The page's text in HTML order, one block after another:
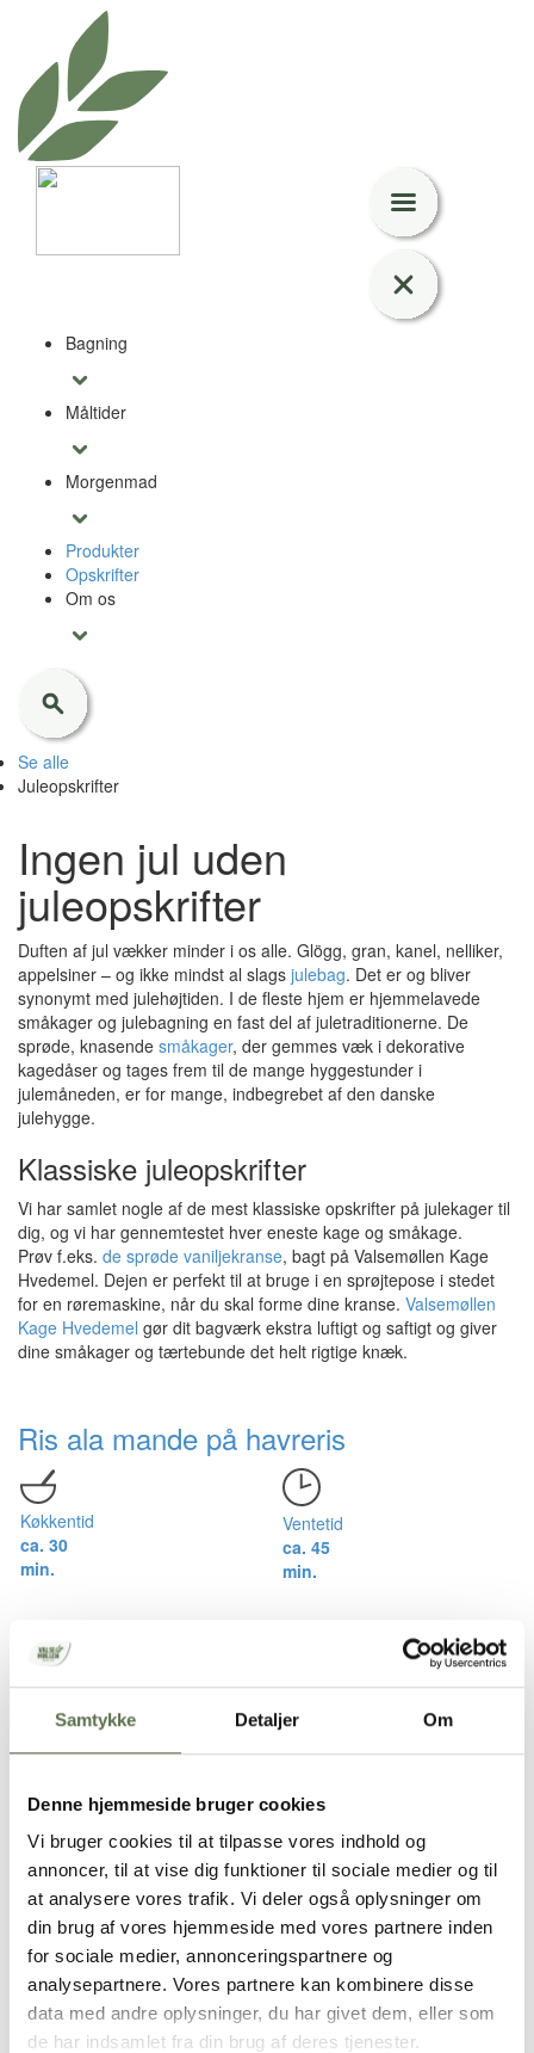
Samtykke Detaljer Om
Denne hjemmeside bruger cookies
Vi bruger cookies til at tilpasse vores indhold og
annoncer, til at vise dig funktioner til sociale medier og til
at analysere vores trafik. Vi deler også oplysninger om
din brug af vores hjemmeside med vores partnere inden
for sociale medier, annonceringspartnere og
analysepartnere. Vores partnere kan kombinere disse
data med andre oplysninger, du har givet dem, eller som
de har indsamlet fra din brug af deres tjenester.
Bagning
Måltider
Morgenmad
Produkter
Opskrifter
Om os
Se alle
Juleopskrifter
Ingen jul uden
juleopskrifter
Duften af jul vækker minder i os alle. Glögg, gran, kanel, nelliker,
appelsiner – og ikke mindst al slags julebag. Det er og bliver
synonymt med julehøjtiden. I de fleste hjem er hjemmelavede
småkager og julebagning en fast del af juletraditionerne. De
sprøde, knasende småkager, der gemmes væk i dekorative
kagedåser og tages frem til de mange hyggestunder i
julemåneden, er for mange, indbegrebet af den danske
julehygge.
Klassiske juleopskrifter
Vi har samlet nogle af de mest klassiske opskrifter på julekager til
dig, og vi har gennemtestet hver eneste kage og småkage.
Prøv f.eks. de sprøde vaniljekranse, bagt på Valsemøllen Kage
Hvedemel. Dejen er perfekt til at bruge i en sprøjtepose i stedet
for en røremaskine, når du skal forme dine kranse. Valsemøllen
Kage Hvedemel gør dit bagværk ekstra luftigt og saftigt og giver
dine småkager og tærtebunde det helt rigtige knæk.
Ris ala mande på havreris
Køkkentid
ca. 30
min.
Ventetid
ca. 45
min.
Risifrutti med bærkompot
min.
Mel af kvalitet – Valsemøllen
Kage Hvedemel
Valsemøllen Kage Hvedemel er perfekt til sprøde småkager pga.
det lave glutenindhold. Du kan dog også bruge almindeligt
hvedemel fra Valsemøllen, hvis det foretrækkes.